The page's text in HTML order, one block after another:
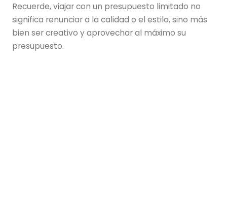
Recuerde, viajar con un presupuesto limitado no
significa renunciar a la calidad o el estilo, sino más
bien ser creativo y aprovechar al máximo su
presupuesto.